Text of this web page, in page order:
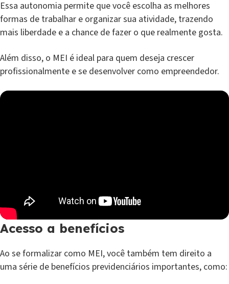
Essa autonomia permite que você escolha as melhores
formas de trabalhar e organizar sua atividade, trazendo
mais liberdade e a chance de fazer o que realmente gosta.
Além disso, o MEI é ideal para quem deseja crescer
profissionalmente e se desenvolver como empreendedor.
Acesso a benefícios
Ao se formalizar como MEI, você também tem direito a
uma série de benefícios previdenciários importantes, como: